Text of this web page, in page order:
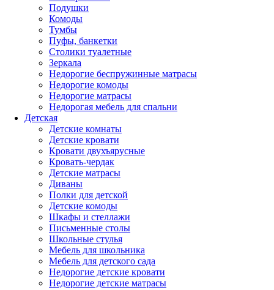
Подушки
Комоды
Тумбы
Пуфы, банкетки
Столики туалетные
Зеркала
Недорогие беспружинные матрасы
Недорогие комоды
Недорогие матрасы
Недорогая мебель для спальни
Детская
Детские комнаты
Детские кровати
Кровати двухъярусные
Кровать-чердак
Детские матрасы
Диваны
Полки для детской
Детские комоды
Шкафы и стеллажи
Письменные столы
Школьные стулья
Мебель для школьника
Мебель для детского сада
Недорогие детские кровати
Недорогие детские матрасы